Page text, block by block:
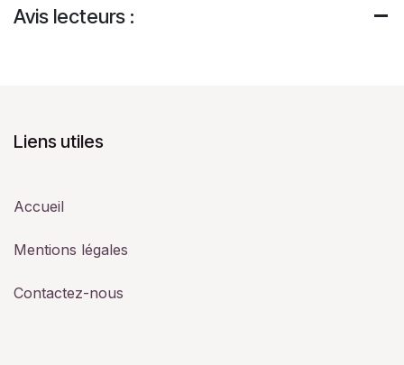
Avis lecteurs :
Liens utiles
Accueil
Mentions légales
Contactez-nous